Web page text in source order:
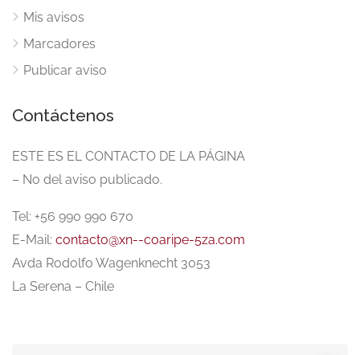
Mis avisos
Marcadores
Publicar aviso
Contáctenos
ESTE ES EL CONTACTO DE LA PÁGINA
– No del aviso publicado.
Tel: +56 990 990 670
E-Mail: contacto@xn--coaripe-5za.com
Avda Rodolfo Wagenknecht 3053
La Serena – Chile